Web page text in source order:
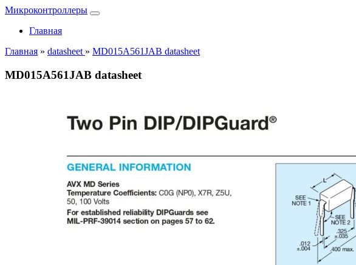
Микроконтроллеры
Главная
Главная » datasheet » MD015A561JAB datasheet
MD015A561JAB datasheet